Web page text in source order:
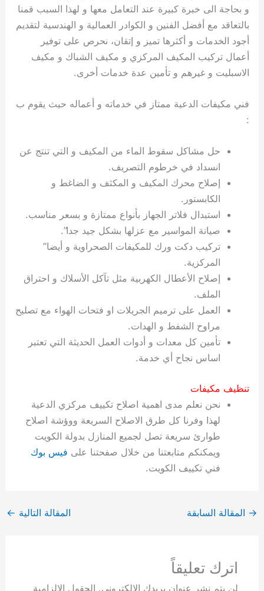
و بحاجة الى خبرة كبيرة عند التعامل معها و لهذا السبب قمنا
بالتعاقد مع أفضل الفنين و الكوادر العمالية و الهندسية لتقديم
أجود الخدمات و أكثرها تميز و إتقان، نحرص على توفير
أعمال تركيب المكيف المركزي و مكيف الشباك و مكيف
الاسبليت و غيرهم و تأمين عدة خدمات أخرى.
فني مكيفات الدعية ممتاز في خدماته و أعماله حيث يقوم ب
:
حل مشاكل سقوط الماء من المكيف و التي تنتج عن
انسداد في خرطوم التصريف.
إصلاح محرك المكيف و المكثف و الضاغط و
الكابستور.
استبدال فلاتر الجهاز بأنواع ممتازة و بسعر مناسب.
صيانة المواسير مع عزلها بشكل جيد جدا”.
تركيب دكت ورك للمكيفات الصحراوية و أيضا”
المركزية.
إصلاح الأعطال الكهربية مثل تآكل الأسلاك و احتراق
الملف.
العمل على ترميم الجريلات او فتحات الهواء مع تصليح
مراوح الشفط و الهدات.
تأمين كل معدات و أدوات العمل الحديثة التي تعتبر
اساس نجاح أي خدمة.
تنظيف مكيفات
نحن نعلم مدى اهمية اصلاح تكييف مركزي الدعية
لهذا وفرنا كل طرق الاصلاح السريعة ووؤشة اصلاح
طوارئ سريعة تصل لجميع المنازل بدولة الكويت
ويمكنكم متابعتنا من خلال صفحتنا على فيس بوك
فني تكييف الكويت.
→ المقالة السابقة المقالة التالية ←
اترك تعليقاً
لن يتم نشر عنوان بريدك الإلكتروني. الحقول الإلزامية